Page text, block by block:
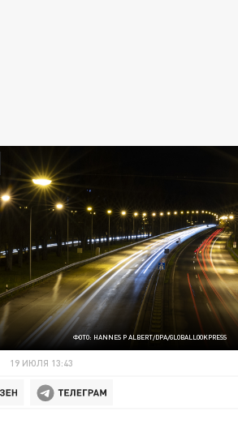
ФОТО: HANNES P ALBERT/DPA/GLOBALLOOKPRESS
19 ИЮЛЯ 13:43